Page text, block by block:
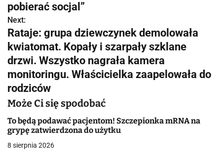
i
g
a
c
j
a
w
p
pobierać socjal”
Next:
Rataje: grupa dziewczynek demolowała
kwiatomat. Kopały i szarpały szklane
drzwi. Wszystko nagrała kamera
monitoringu. Właścicielka zaapelowała do
rodziców
Może Ci się spodobać
To będą podawać pacjentom! Szczepionka mRNA na
grypę zatwierdzona do użytku
8 sierpnia 2026